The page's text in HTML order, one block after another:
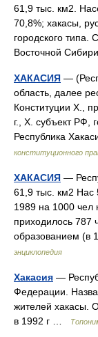
61,9 тыс. км2.
70,8%; хакасы,
городского
Восточной
ХАКАСИЯ —
область, далее
Конституции X.,
г., X. субъект РФ,
Республика
конституционного
ХАКАСИЯ —
61,9 тыс. км2 Нас
1989 на 1000 чел
приходилось 787
образованием (в
энциклопедия
Хакасия —
Федерации.
жителей хакасы.
в 1992 г …